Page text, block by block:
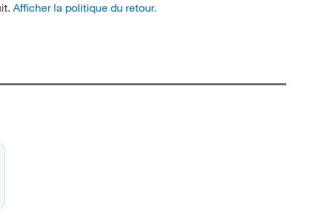
Afficher la politique du retour.